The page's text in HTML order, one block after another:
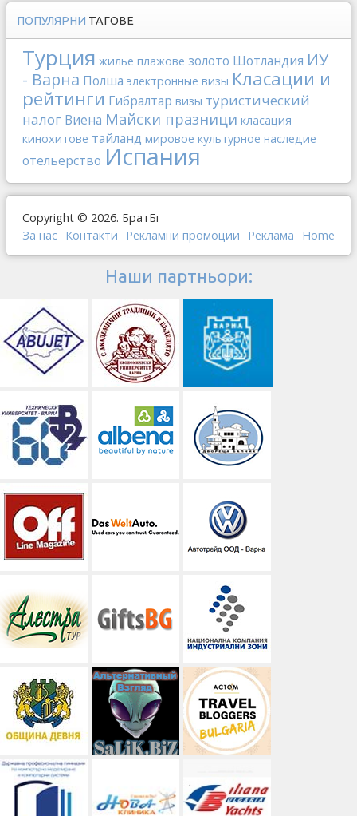
ПОПУЛЯРНИ ТАГОВЕ
Турция жилье плажове золото Шотландия ИУ
- Варна Полша электронные визы Класации и
рейтинги Гибралтар визы туристический
налог Виена Майски празници класация
кинохитове тайланд мировое культурное наследие
отельерство Испания
Copyright © 2026. БратБг
За нас Контакти Рекламни промоции Реклама Home
Наши партньори: